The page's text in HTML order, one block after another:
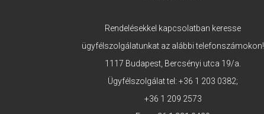
Rendelésekkel kapcsolatban keresse
ügyfélszolgálatunkat az alábbi telefonszámokon!
1117 Budapest, Bercsényi utca 19/a.
Ügyfélszolgálat tel:+36 1 203 0382;
+36 1 209 2573